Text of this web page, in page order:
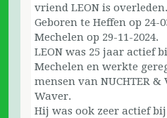
vriend LEON is overleden.
Geboren te Heffen op 24-
Mechelen op 29-11-2024.
LEON was 25 jaar actief
Mechelen en werkte
mensen van NUCHTER
Waver.
Hij was ook zeer actief